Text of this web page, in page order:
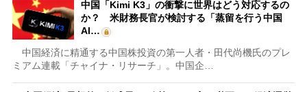
中国「Kimi K3」の衝撃に世界はどう対応するの
か？ 米財務長官が検討する「蒸留を行う中国
AI…
中国経済に精通する中国株投資の第一人者・田代尚機氏のプレ
ミアム連載「チャイナ・リサーチ」。中国企…